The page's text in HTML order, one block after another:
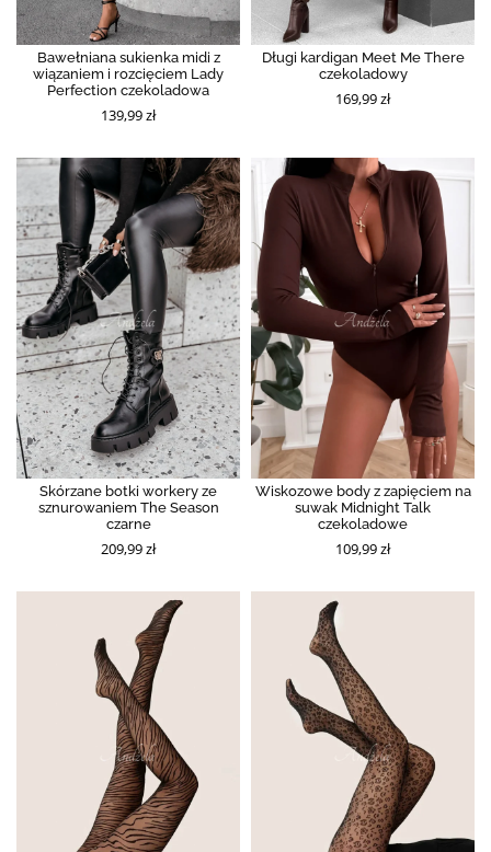
Bawełniana sukienka midi z
wiązaniem i rozcięciem Lady
Perfection czekoladowa
139,99 zł
Długi kardigan Meet Me There
czekoladowy
169,99 zł
Skórzane botki workery ze
sznurowaniem The Season
czarne
209,99 zł
Wiskozowe body z zapięciem na
suwak Midnight Talk
czekoladowe
109,99 zł